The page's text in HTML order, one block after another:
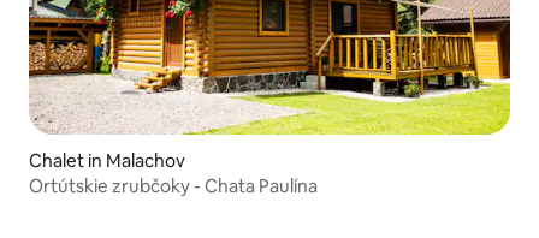
Chalet in Malachov
Ortútskie zrubčoky - Chata Paulína